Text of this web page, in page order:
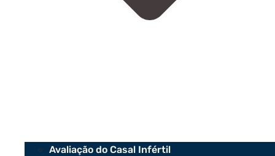
Avaliação do Casal Infértil